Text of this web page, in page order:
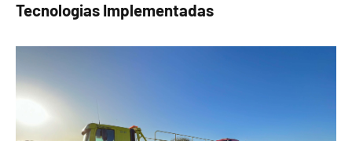
Tecnologias Implementadas